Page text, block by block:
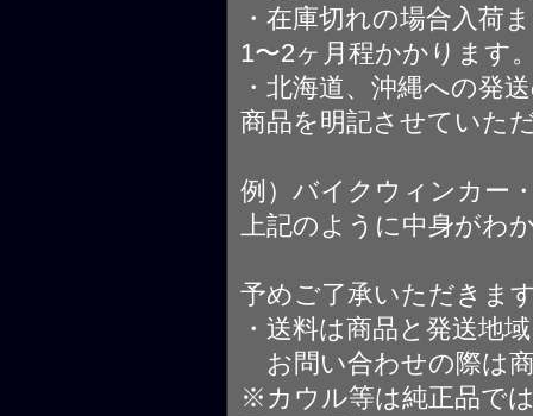
・在庫切れの場合入荷
1〜2ヶ月程かかります
・北海道、沖縄への発
商品を明記させていた
例）バイクウィンカー
上記のように中身がわ
予めご了承いただきま
・送料は商品と発送地
お問い合わせの際は
※カウル等は純正品で